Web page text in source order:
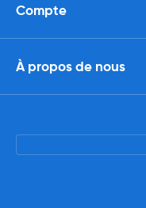
Compte
À propos de nous